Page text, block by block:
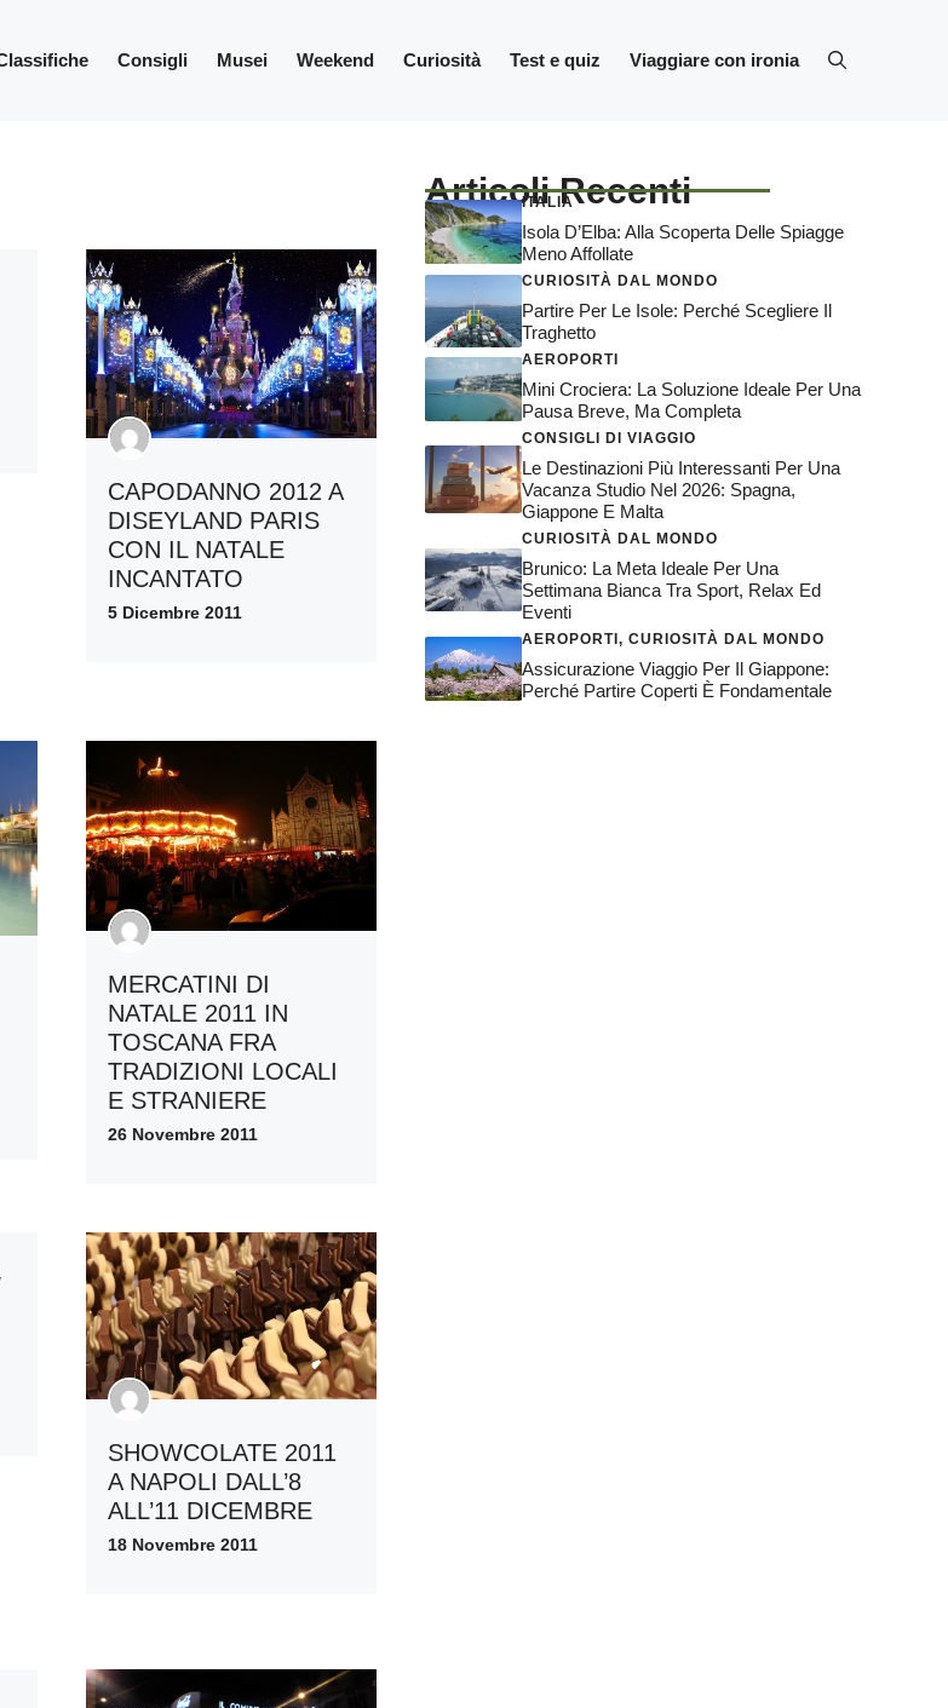
Consigli Musei Weekend Curiosità Test e quiz Viaggiare con ironia
CAPODANNO 2012 A
DISEYLAND PARIS
CON IL NATALE
INCANTATO
5 Dicembre 2011
MERCATINI DI
NATALE 2011 IN
TOSCANA FRA
TRADIZIONI LOCALI
E STRANIERE
26 Novembre 2011
SHOWCOLATE 2011
A NAPOLI DALL’8
ALL’11 DICEMBRE
18 Novembre 2011
Articoli Recenti
ITALIA
Isola D’Elba: Alla Scoperta Delle Spiagge
Meno Affollate
CURIOSITÀ DAL MONDO
Partire Per Le Isole: Perché Scegliere Il
Traghetto
AEROPORTI
Mini Crociera: La Soluzione Ideale Per Una
Pausa Breve, Ma Completa
CONSIGLI DI VIAGGIO
Le Destinazioni Più Interessanti Per Una
Vacanza Studio Nel 2026: Spagna,
Giappone E Malta
CURIOSITÀ DAL MONDO
Brunico: La Meta Ideale Per Una
Settimana Bianca Tra Sport, Relax Ed
Eventi
AEROPORTI , CURIOSITÀ DAL MONDO
Assicurazione Viaggio Per Il Giappone:
Perché Partire Coperti È Fondamentale